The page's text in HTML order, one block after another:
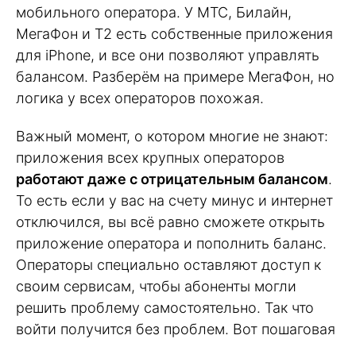
мобильного оператора. У МТС, Билайн,
МегаФон и Т2 есть собственные приложения
для iPhone, и все они позволяют управлять
балансом. Разберём на примере МегаФон, но
логика у всех операторов похожая.
Важный момент, о котором многие не знают:
приложения всех крупных операторов
работают даже с отрицательным балансом.
То есть если у вас на счету минус и интернет
отключился, вы всё равно сможете открыть
приложение оператора и пополнить баланс.
Операторы специально оставляют доступ к
своим сервисам, чтобы абоненты могли
решить проблему самостоятельно. Так что
войти получится без проблем. Вот пошаговая